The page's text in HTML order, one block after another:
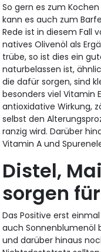
So gern es zum
kann es auch zum
Rede ist in diesem Fall
natives Olivenöl als
trübe, so ist dies ein
naturbelassen ist,
die dafür sorgen, sind
besonders viel Vitamin
antioxidative Wirkung,
selbst den
ranzig wird. Darüber
Vitamin A und
Distel,
sorgen
Das Positive erst
auch Sonnenblumenöl
und darüber hinaus